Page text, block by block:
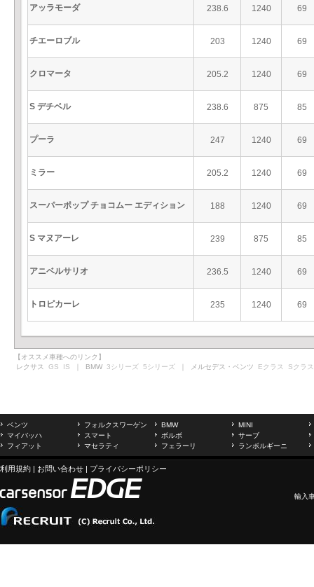
アッラモーダ 238.6 1240 69
チエーロブル 203 1240 69
クロマータ 205.2 1240 69
S デチベル 238.6 875 85
プーラ 247 1240 69
ミラー 205.2 1240 69
スーパーポップ チョコムー エディション 188 1240 69
S マヌアーレ 239 875 85
アニベルサリオ 236.5 1240 69
トロピカーレ 235 1240 69
【オススメ車種へのリンク】
レクサス GS IS ｜ BMW 3シリーズ 5シリーズ ｜ メルセデス・ベンツ Eクラス Sクラス
ベンツ フォルクスワーゲン BMW
MINI
マイバッハ
スマート ボルボ
サーブ
フィアット
マセラティ フェラーリ ランボルギーニ
利用規約 | お問い合わせ | プライバシーポリシー
輸入